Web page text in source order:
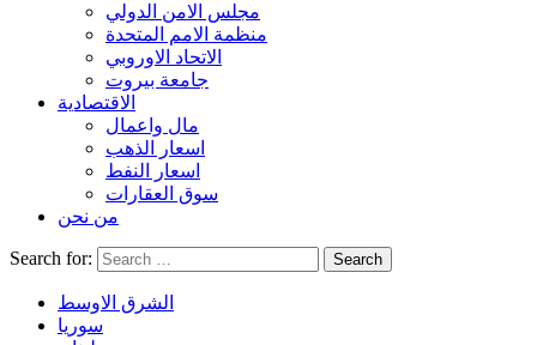
مجلس الامن الدولي
منظمة الامم المتحدة
الاتحاد الاوروبي
جامعة بيروت
الاقتصادية
مال واعمال
اسعار الذهب
اسعار النفط
سوق العقارات
من نحن
Search for:
الشرق الاوسط
سوريا